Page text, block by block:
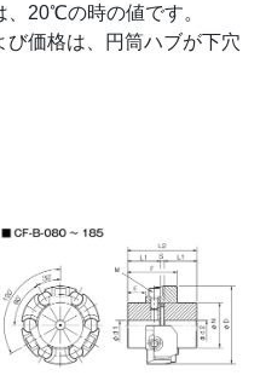
20℃の時の値です。
価格は、円筒ハブが下穴